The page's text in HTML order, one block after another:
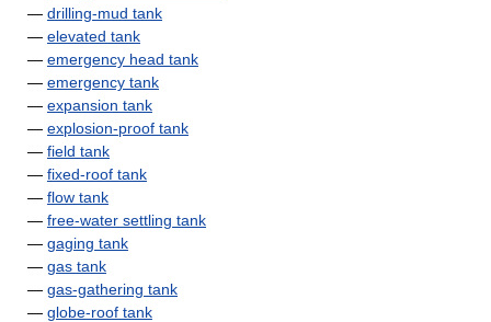
— drilling-mud tank
— elevated tank
— emergency head tank
— emergency tank
— expansion tank
— explosion-proof tank
— field tank
— fixed-roof tank
— flow tank
— free-water settling tank
— gaging tank
— gas tank
— gas-gathering tank
— globe-roof tank